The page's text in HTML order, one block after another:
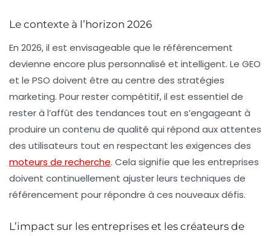
Le contexte à l’horizon 2026
En 2026, il est envisageable que le référencement
devienne encore plus personnalisé et intelligent. Le GEO
et le PSO doivent être au centre des stratégies
marketing. Pour rester compétitif, il est essentiel de
rester à l’affût des tendances tout en s’engageant à
produire un contenu de qualité qui répond aux attentes
des utilisateurs tout en respectant les exigences des
moteurs de recherche. Cela signifie que les entreprises
doivent continuellement ajuster leurs techniques de
référencement pour répondre à ces nouveaux défis.
L’impact sur les entreprises et les créateurs de